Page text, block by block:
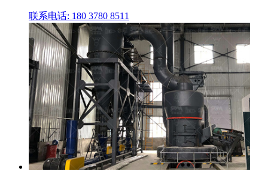
联系电话: 180 3780 8511